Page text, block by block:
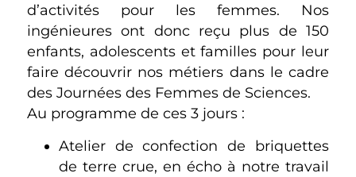
d’activités pour les femmes. Nos
ingénieures ont donc reçu plus de 150
enfants, adolescents et familles pour leur
faire découvrir nos métiers dans le cadre
des Journées des Femmes de Sciences.
Au programme de ces 3 jours :
Atelier de confection de briquettes
de terre crue, en écho à notre travail